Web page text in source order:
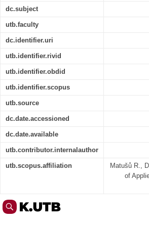
dc.subject
utb.faculty
dc.identifier.uri
utb.identifier.rivid
utb.identifier.obdid
utb.identifier.scopus
utb.source
dc.date.accessioned
dc.date.available
utb.contributor.internalauthor
utb.scopus.affiliation
Matušů R.,
of